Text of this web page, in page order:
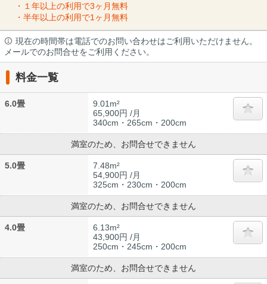
・１年以上の利用で3ヶ月無料
・半年以上の利用で1ヶ月無料
現在の時間帯は電話でのお問い合わせはご利用いただけません。
メールでのお問合せをご利用ください。
料金一覧
6.0畳
9.01m²
65,900円 /月
340cm・265cm・200cm
満室のため、お問合せできません
5.0畳
7.48m²
54,900円 /月
325cm・230cm・200cm
満室のため、お問合せできません
4.0畳
6.13m²
43,900円 /月
250cm・245cm・200cm
満室のため、お問合せできません